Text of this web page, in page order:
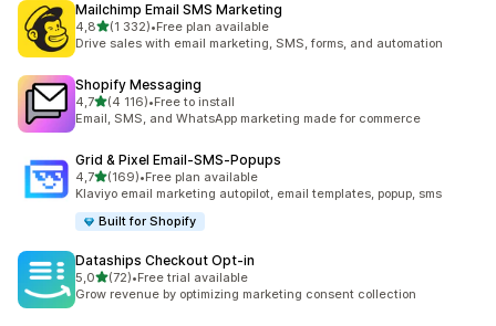
Mailchimp Email SMS Marketing
4,8na 5 gwiazdek
(1 332)
Łączna liczba recenzji: 1332
•Free plan available
Drive sales with email marketing, SMS, forms, and automation
Shopify Messaging
4,7na 5 gwiazdek
(4 116)
Łączna liczba recenzji: 4116
•Free to install
Email, SMS, and WhatsApp marketing made for commerce
Grid & Pixel Email‑SMS‑Popups
4,7na 5 gwiazdek
(169)
Łączna liczba recenzji: 169
•Free plan available
Klaviyo email marketing autopilot, email templates, popup, sms
Built for Shopify
Dataships Checkout Opt‑in
5,0na 5 gwiazdek
(72)
Łączna liczba recenzji: 72
•Free trial available
Grow revenue by optimizing marketing consent collection